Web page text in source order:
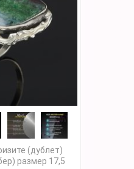
(дублет)
размер 17,5